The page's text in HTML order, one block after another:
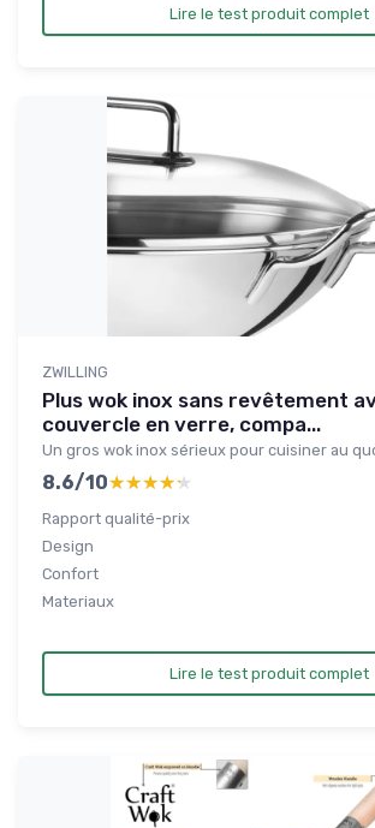
Lire le test produit complet
ZWILLING
Plus wok inox sans revêtement
couvercle en verre, compa...
Un gros wok inox sérieux pour cuisiner au
8.6/10★★★★★
★★★★★
Rapport qualité-prix
Design
Confort
Materiaux
Lire le test produit complet